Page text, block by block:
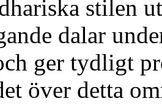
stilen
dalar
ger tydligt
över detta